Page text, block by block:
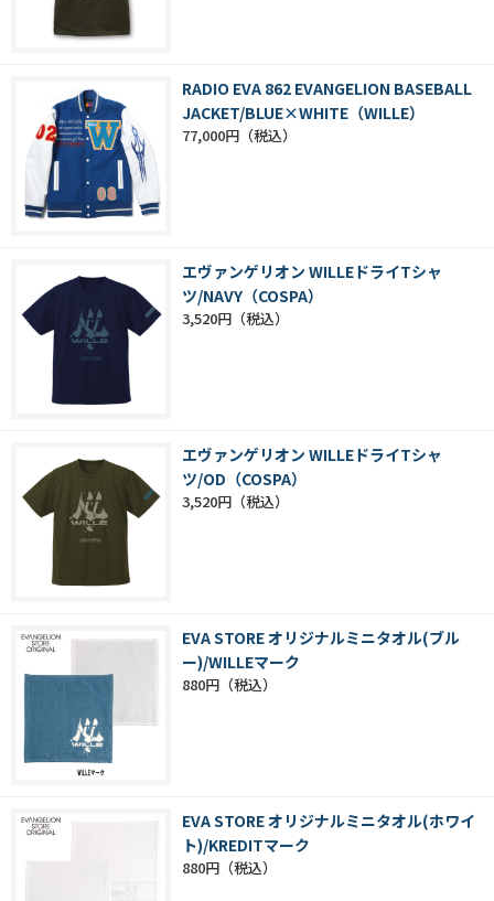
RADIO EVA 862 EVANGELION BASEBALL
JACKET/BLUE×WHITE（WILLE）
77,000円
エヴァンゲリオン WILLEドライTシャ
ツ/NAVY（COSPA）
3,520円
エヴァンゲリオン WILLEドライTシャ
ツ/OD（COSPA）
3,520円
EVA STORE オリジナルミニタオル(ブル
ー)/WILLEマーク
880円
EVA STORE オリジナルミニタオル(ホワイ
ト)/KREDITマーク
880円